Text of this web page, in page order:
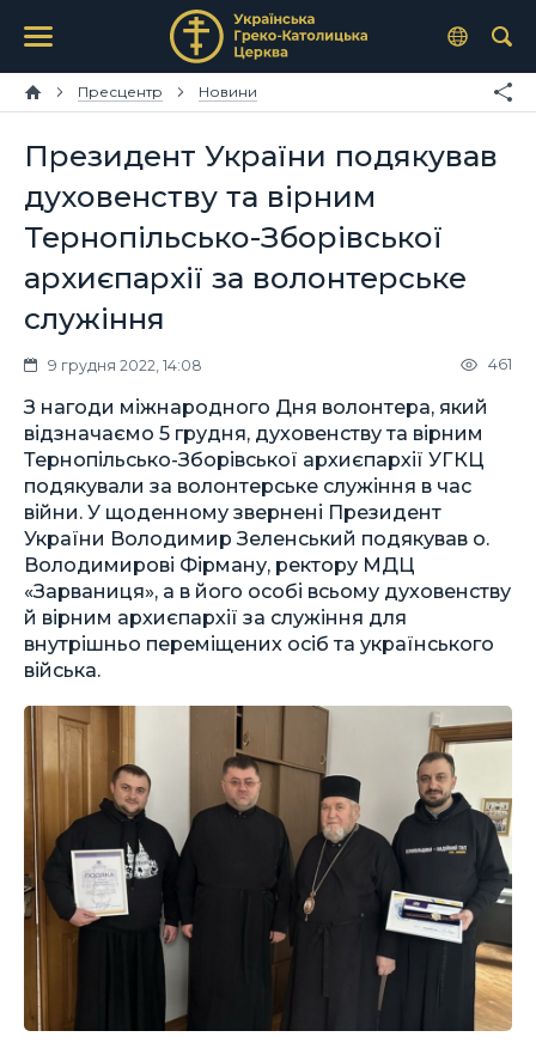
Пресцентр Новини
Президент України подякував
духовенству та вірним
Тернопільсько-Зборівської
архиєпархії за волонтерське
служіння
9 грудня 2022, 14:08 461
З нагоди міжнародного Дня волонтера, який
відзначаємо 5 грудня, духовенству та вірним
Тернопільсько-Зборівської архиєпархії УГКЦ
подякували за волонтерське служіння в час
війни. У щоденному звернені Президент
України Володимир Зеленський подякував о.
Володимирові Фірману, ректору МДЦ
«Зарваниця», а в його особі всьому духовенству
й вірним архиєпархії за служіння для
внутрішньо переміщених осіб та українського
війська.